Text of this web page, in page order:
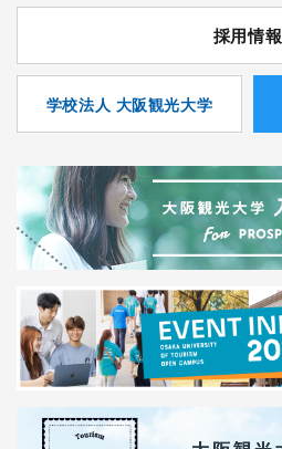
採用情報
学校法人 大阪観光大学